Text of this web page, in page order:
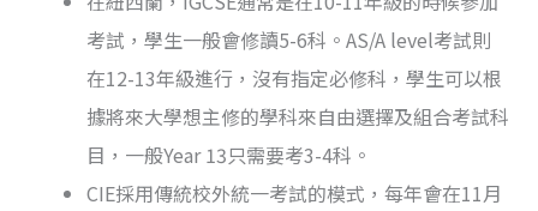
考試，學生一般會修讀5-6科。AS/A level考試則
在12-13年級進行，沒有指定必修科，學生可以根
據將來大學想主修的學科來自由選擇及組合考試科
目，一般Year 13只需要考3-4科。
CIE採用傳統校外統一考試的模式，每年會在11月